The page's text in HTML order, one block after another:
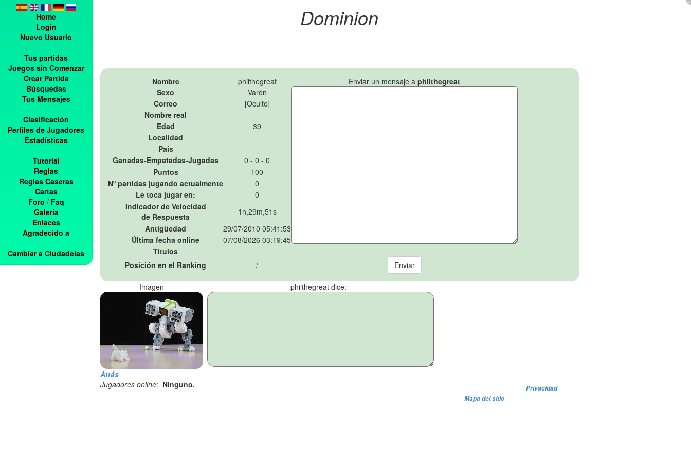
Home
Login
Nuevo Usuario
Tus partidas
Juegos sin Comenzar
Crear Partida
Búsquedas
Tus Mensajes
Clasificación
Perfiles de Jugadores
Estadísticas
Tutorial
Reglas
Reglas Caseras
Cartas
Foro / Faq
Galería
Enlaces
Agradecido a
Cambiar a Ciudadelas
Dominion
Nombre philthegreat Enviar un mensaje a philthegreat
Sexo
Varón
Correo
[Oculto]
Nombre real
Edad
39
Localidad
Pais
Ganadas-Empatadas-Jugadas
0 - 0 - 0
Puntos
100
Nº partidas jugando actualmente
0
Le toca jugar en:
0
Indicador de Velocidad
de Respuesta
1h,29m,51s
Antigüedad
29/07/2010 05:41:53
Última fecha online
07/08/2026 03:19:45
Títulos
Posición en el Ranking
/
Imagen philthegreat dice:
Atrás
Jugadores online: Ninguno.
Privacidad
Mapa del sitio